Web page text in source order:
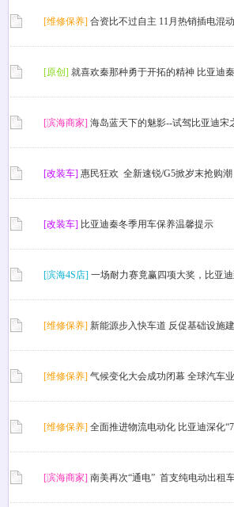
[维修保养] 合资比不过自主 11月热销插电混
[原创] 就喜欢秦那种勇于开拓的精神 比亚迪
[滨海商家] 海岛蓝天下的魅影--试驾比亚迪宋
[改装车] 惠民狂欢 全新速锐/G5掀岁末抢购潮
[改装车] 比亚迪秦冬季用车保养温馨提示
[滨海4S店] 一场耐力赛竟赢四项大奖，比亚
[维修保养] 新能源步入快车道 反促基础设施
[维修保养] 气候变化大会成功闭幕 全球汽车
[维修保养] 全面推进物流电动化 比亚迪深化
[滨海商家] 南美再次“通电” 首支纯电动出租